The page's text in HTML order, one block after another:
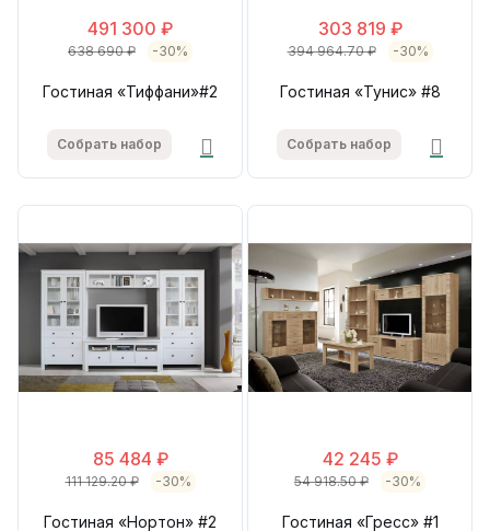
491 300 ₽
638 690 ₽ -30%
Гостиная «Тиффани»#2
Собрать набор
303 819 ₽
394 964.70 ₽ -30%
Гостиная «Тунис» #8
Собрать набор
85 484 ₽
111 129.20 ₽ -30%
Гостиная «Нортон» #2
42 245 ₽
54 918.50 ₽ -30%
Гостиная «Гресс» #1